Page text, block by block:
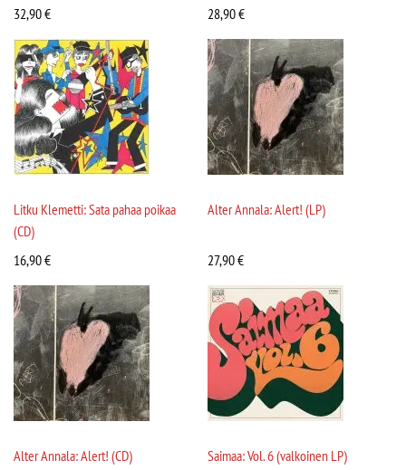
32,90€ 28,90€
Litku Klemetti: Sata pahaa poikaa
(CD)
16,90€
Alter Annala: Alert! (LP)
27,90€
Alter Annala: Alert! (CD)
Saimaa: Vol. 6 (valkoinen LP)